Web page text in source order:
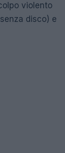
violento
disco) e